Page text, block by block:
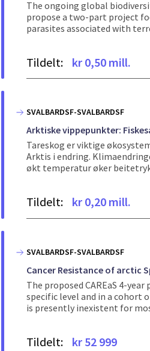
The ongoing global
propose a two-part project
parasites associated with
Tildelt: kr 0,50 mill.
SVALBARDSF-SVALBARDSF
Arktiske vippepunkter:
Tareskog er viktige
Arktis i endring.
økt temperatur øker
Tildelt: kr 0,20 mill.
SVALBARDSF-SVALBARDSF
Cancer Resistance of arctic
The proposed CAREaS 4-
specific level and in a cohort
is presently inexistent for
Tildelt: kr 52 999